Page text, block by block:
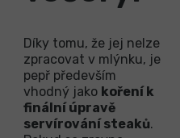
Díky tomu, že jej nelze
zpracovat v mlýnku, je
pepř především
vhodný jako koření k
finální úpravě
servírování steaků.